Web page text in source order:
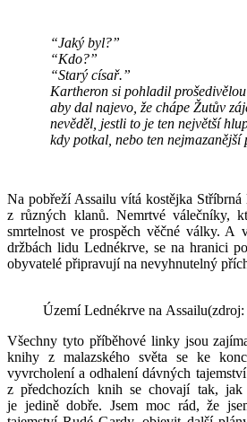
“Jaký byl?”
“Kdo?”
“Starý císař.”
Kartheron si pohladil
aby dal najevo, že chápe Žutův
nevěděl, jestli to je ten největší
kdy potkal, nebo ten nejmazanější
Na pobřeží Assailu vítá kostějka Stříbrná
z různých klanů. Nemrtvé válečníky,
smrtelnost ve prospěch věčné války. A
držbách lidu Lednékrve, se na hranici
obyvatelé připravují na nevyhnutelný
Území Lednékrve na
Všechny tyto příběhové linky jsou
knihy z malazského světa se ke
vyvrcholení a odhalení dávných
z předchozích knih se chovají tak,
je jedině dobře. Jsem moc rád, že